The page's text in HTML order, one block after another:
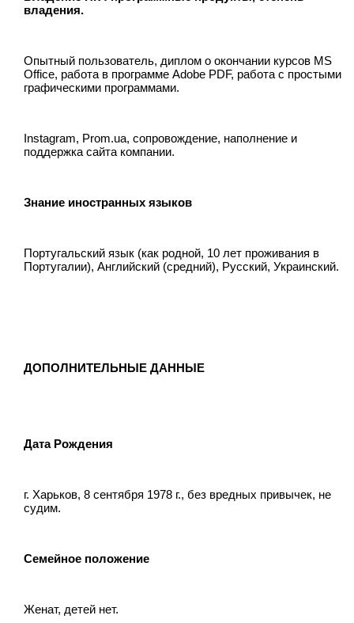
владения.
Опытный пользователь, диплом о окончании курсов MS
Office, работа в программе Adobe PDF, работа с простыми
графическими программами.
Instagram, Prom.ua, сопровождение, наполнение и
поддержка сайта компании.
Знание иностранных языков
Португальский язык (как родной, 10 лет проживания в
Португалии), Английский (средний), Русский, Украинский.
ДОПОЛНИТЕЛЬНЫЕ ДАННЫЕ
Дата Рождения
г. Харьков, 8 сентября 1978 г., без вредных привычек, не
судим.
Семейное положение
Женат, детей нет.